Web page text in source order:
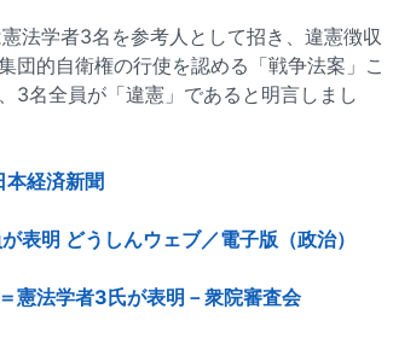
法学者3名を参考人として招き、違憲徴収
団的自衛権の行使を認める「戦争法案」こ
3名全員が「違憲」であると明言しまし
本経済新聞
表明 どうしんウェブ／電子版（政治）
憲法学者3氏が表明－衆院審査会